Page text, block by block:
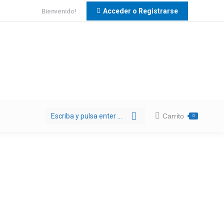
Bienvenido! Acceder o Registrarse
Buscar: Carrito 0